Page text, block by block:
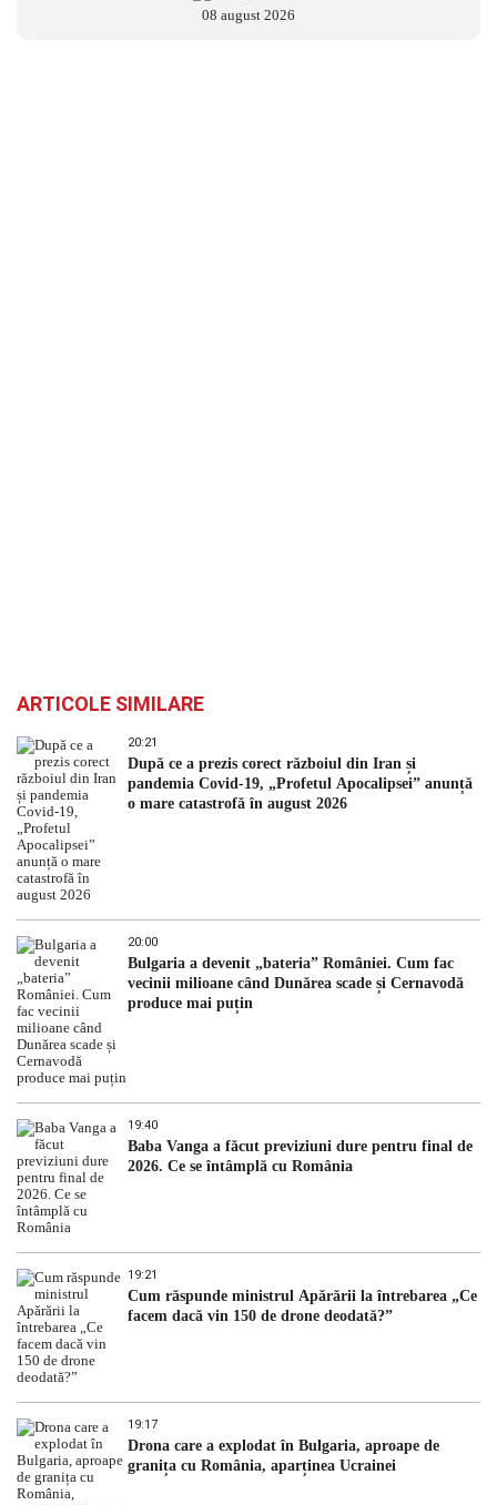
08 august 2026
ARTICOLE SIMILARE
20:21
După ce a prezis corect războiul din Iran și
pandemia Covid-19, „Profetul Apocalipsei” anunță
o mare catastrofă în august 2026
20:00
Bulgaria a devenit „bateria” României. Cum fac
vecinii milioane când Dunărea scade și Cernavodă
produce mai puțin
19:40
Baba Vanga a făcut previziuni dure pentru final de
2026. Ce se întâmplă cu România
19:21
Cum răspunde ministrul Apărării la întrebarea „Ce
facem dacă vin 150 de drone deodată?”
19:17
Drona care a explodat în Bulgaria, aproape de
granița cu România, aparținea Ucrainei